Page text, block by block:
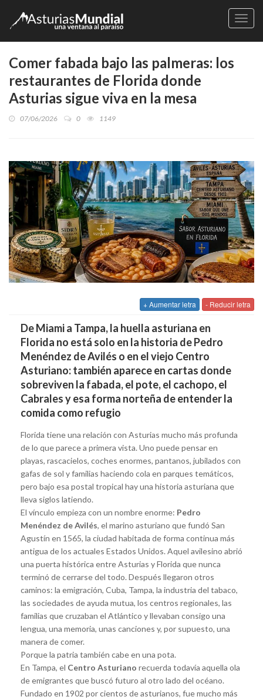
Comer fabada bajo las palmeras: los
restaurantes de Florida donde
Asturias sigue viva en la mesa
07/06/2026 0 1149
+ Aumentar letra - Reducir letra
De Miami a Tampa, la huella asturiana en
Florida no está solo en la historia de Pedro
Menéndez de Avilés o en el viejo Centro
Asturiano: también aparece en cartas donde
sobreviven la fabada, el pote, el cachopo, el
Cabrales y esa forma norteña de entender la
comida como refugio
Florida tiene una relación con Asturias mucho más profunda
de lo que parece a primera vista. Uno puede pensar en
playas, rascacielos, coches enormes, pantanos, jubilados con
gafas de sol y familias haciendo cola en parques temáticos,
pero bajo esa postal tropical hay una historia asturiana que
lleva siglos latiendo.
El vínculo empieza con un nombre enorme: Pedro
Menéndez de Avilés, el marino asturiano que fundó San
Agustín en 1565, la ciudad habitada de forma continua más
antigua de los actuales Estados Unidos. Aquel avilesino abrió
una puerta histórica entre Asturias y Florida que nunca
terminó de cerrarse del todo. Después llegaron otros
caminos: la emigración, Cuba, Tampa, la industria del tabaco,
las sociedades de ayuda mutua, los centros regionales, las
familias que cruzaban el Atlántico y llevaban consigo una
lengua, una memoria, unas canciones y, por supuesto, una
manera de comer.
Porque la patria también cabe en una pota.
En Tampa, el Centro Asturiano recuerda todavía aquella ola
de emigrantes que buscó futuro al otro lado del océano.
Fundado en 1902 por cientos de asturianos, fue mucho más